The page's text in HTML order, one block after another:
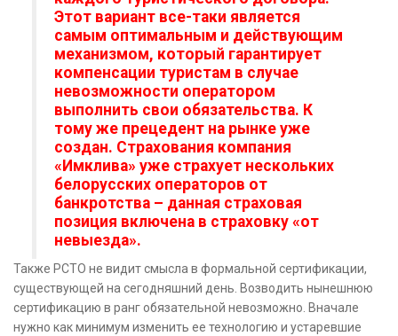
Этот вариант все-таки является
самым оптимальным и действующим
механизмом, который гарантирует
компенсации туристам в случае
невозможности оператором
выполнить свои обязательства. К
тому же прецедент на рынке уже
создан. Страхования компания
«Имклива» уже страхует нескольких
белорусских операторов от
банкротства – данная страховая
позиция включена в страховку «от
невыезда».
Также РСТО не видит смысла в формальной сертификации,
существующей на сегодняшний день. Возводить нынешнюю
сертификацию в ранг обязательной невозможно. Вначале
нужно как минимум изменить ее технологию и устаревшие